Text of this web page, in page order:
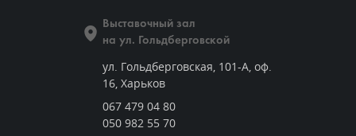
Выставочный зал
на ул. Гольдберговской
ул. Гольдберговская, 101-А, оф.
16, Харьков
067 479 04 80
050 982 55 70